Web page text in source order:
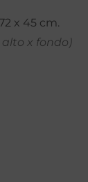
x 45 cm.
alto x fondo)